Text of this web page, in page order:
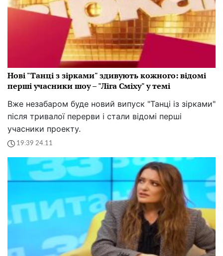
Нові "Танці з зірками" здивують кожного: відомі
перші учасники шоу – "Ліга Сміху" у темі
Вже незабаром буде новий випуск "Танці із зірками"
після тривалої перерви і стали відомі перші
учасники проекту.
19:39 24.11